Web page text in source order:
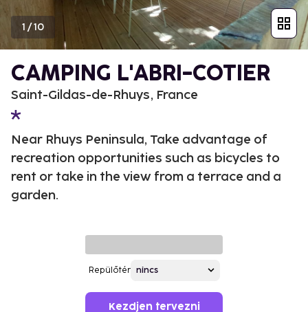
1 /10
CAMPING L'ABRI-COTIER
Saint-Gildas-de-Rhuys, France
Near Rhuys Peninsula, Take advantage of
recreation opportunities such as bicycles to
rent or take in the view from a terrace and a
garden.
Repülőtér
Kezdjen tervezni